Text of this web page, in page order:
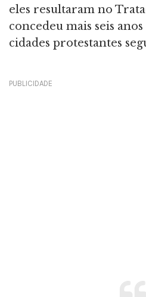
eles resultaram no
concedeu mais seis
cidades protestantes
PUBLICIDADE